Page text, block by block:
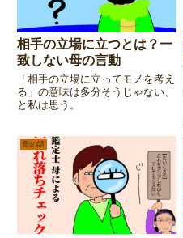
相手の立場に立つとは？一
致しない母の言動
「相手の立場に立ってモノを考え
る」の意味は多分そうじゃない、
と私は思う。
母の話